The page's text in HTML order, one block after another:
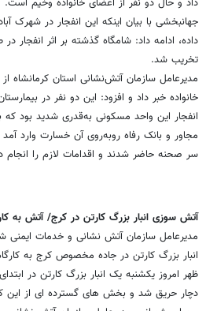
جهانبخشی با بیان اینکه این انفجار در شهرک
داده، ادامه داد: شامگاه گذشته بر اثر انفجار
تخریب شد.
مدیرعامل سازمان آتش‌نشانی استان کرمانشاه
خانواده خبر داد و افزود: این دو نفر در
انفجار این واحد مسکونی به‌قدری شدید بود
مجاور و بانک رفاه روبه‌روی آن خسارت وارد
سر صحنه حاضر شدند و اقدامات لازم را انجام
آتش سوزی انبار بزرگ کارتن در کرج/ آتش به
مدیرعامل سازمان آتش نشانی و خدمات
انبار بزرگ کارتن در جاده مخصوص کرج به
ظهر امروز یکشنبه یک انبار بزرگ کارتن در
دچار حریق شد و بخش های گسترده ای از این